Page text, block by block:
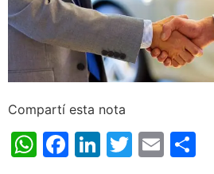
Compartí esta nota
WhatsApp
Facebook
LinkedIn
Twitter
Email